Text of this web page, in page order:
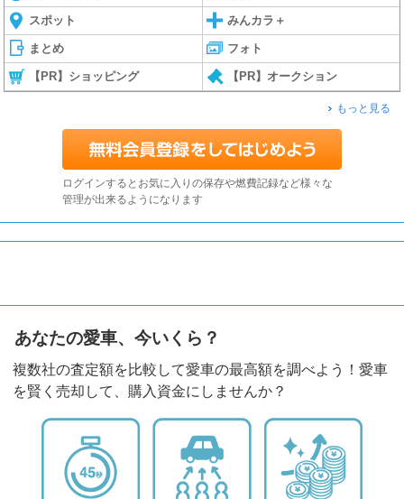
スポット みんカラ＋
まとめ フォト
【PR】ショッピング 【PR】オークション
もっと見る
ログインするとお気に入りの保存や燃費記録など様々な
管理が出来るようになります
あなたの愛車、今いくら？
複数社の査定額を比較して愛車の最高額を調べよう！愛車
を賢く売却して、購入資金にしませんか？